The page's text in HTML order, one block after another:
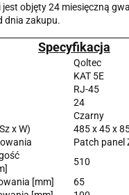
jest objęty 24 miesięczną
dnia zakupu.
Specyfikacja
Qoltec
KAT 5E
RJ-45
24
Czarny
x W)
485 x 45 x
Patch panel
510
[mm]
65